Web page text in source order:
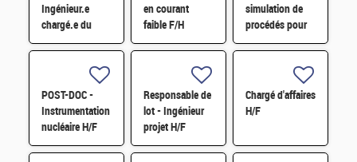
Ingénieur.e
chargé.e du
suivi des études
travaux de génie
civil H/F
en courant
faible F/H
simulation de
procédés pour
un
industriel H/F
POST-DOC -
Instrumentation
nucléaire H/F
Responsable de
lot - Ingénieur
projet H/F
Chargé d'affaires
H/F